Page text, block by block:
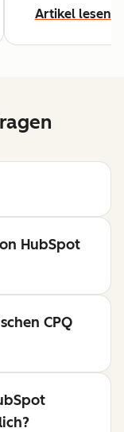
Artikel lesen
HubSpot
CPQ